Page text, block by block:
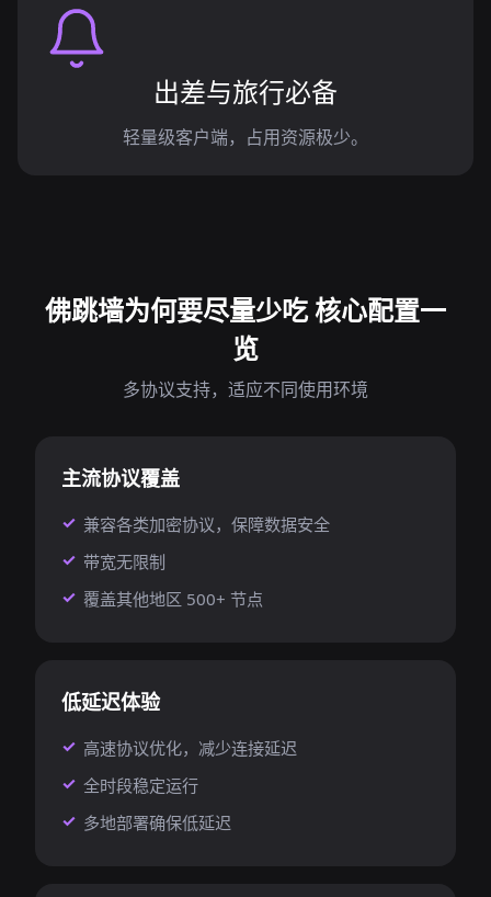
出差与旅行必备
轻量级客户端，占用资源极少。
佛跳墙为何要尽量少吃 核心配置一
览
多协议支持，适应不同使用环境
主流协议覆盖
兼容各类加密协议，保障数据安全
带宽无限制
覆盖其他地区 500+ 节点
低延迟体验
高速协议优化，减少连接延迟
全时段稳定运行
多地部署确保低延迟